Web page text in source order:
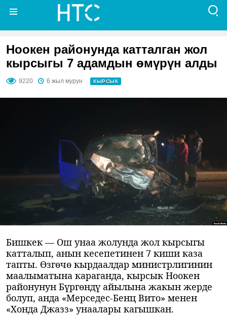
Ноокен районунда катталган жол
кырсыгы 7 адамдын өмүрүн алды
9220 6 жыл мурун КЫРСЫК
Бишкек — Ош унаа жолунда жол кырсыгы
катталып, анын кесепетинен 7 киши каза
тапты. Өзгөчө кырдаалдар министрлигинин
маалыматына караганда, кырсык Ноокен
районунун Бүргөндү айылына жакын жерде
болуп, анда «Мерседес-Бенц Вито» менен
«Хонда Джазз» унаалары кагышкан.